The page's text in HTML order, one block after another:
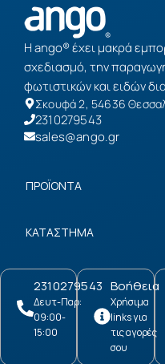
Η ango® έχει μακρά
σχεδιασμό, την
φωτιστικών και ειδών
Σκουφά 2, 54636
2310279543
sales@ango.gr
ΠΡΟΪΟΝΤΑ
ΚΑΤΑΣΤΗΜΑ
2310279543
Δευτ-Παρ:
09:00-
15:00
Βοήθεια
Χρήσιμα
links για
τις αγορές
σου